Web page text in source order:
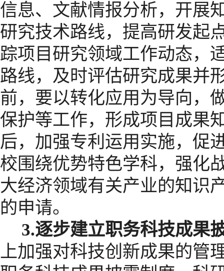
信息、文献情报分析，开展
研究技术路线，提高研发起
踪项目研究领域工作动态，
路线，及时评估研究成果并
前，要以转化应用为导向，
保护等工作，形成项目成果
后，加强专利运用实施，促
校围绕优势特色学科，强化
大经济领域有关产业的知识
的申请。
3.逐步建立职务科技成果
上加强对科技创新成果的管